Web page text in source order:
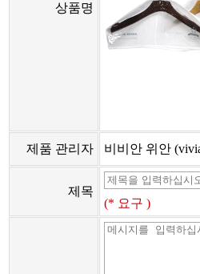
상품명
제품 관리자 비비안 위안
제목
(* 요구 )